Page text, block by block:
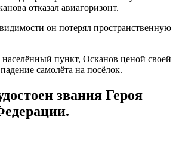
отказал авиагоризонт.
он потерял пространственную
пункт, Осканов ценой своей
самолёта на посёлок.
звания Героя